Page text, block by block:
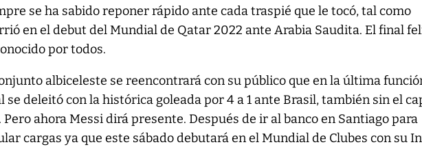
se ha sabido reponer rápido ante cada traspié que le tocó, tal como
en el debut del Mundial de Qatar 2022 ante Arabia Saudita. El final
por todos.
albiceleste se reencontrará con su público que en la última
se deleitó con la histórica goleada por 4 a 1 ante Brasil, también sin el
Pero ahora Messi dirá presente. Después de ir al banco en Santiago para
cargas ya que este sábado debutará en el Mundial de Clubes con su